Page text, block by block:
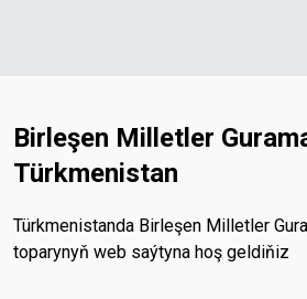
Birleşen Milletler
Türkmenistan
Türkmenistanda Birleşen Milletler
toparynyň web saýtyna hoş geldiňiz